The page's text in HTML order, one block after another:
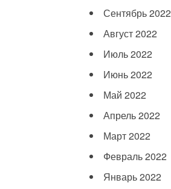
Сентябрь 2022
Август 2022
Июль 2022
Июнь 2022
Май 2022
Апрель 2022
Март 2022
Февраль 2022
Январь 2022